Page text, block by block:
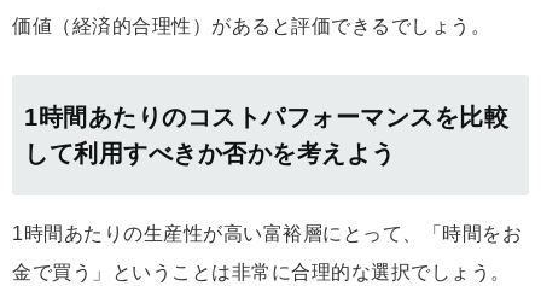
価値（経済的合理性）があると評価できるでしょう。
1時間あたりのコストパフォーマンスを比較
して利用すべきか否かを考えよう
1時間あたりの生産性が高い富裕層にとって、「時間をお
金で買う」ということは非常に合理的な選択でしょう。